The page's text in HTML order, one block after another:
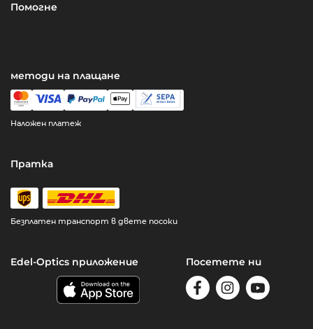
Помогне
методи на плащане
Наложен платеж
Пратка
Безплатен транспорт в двете посоки
Edel-Optics приложение Посетете ни